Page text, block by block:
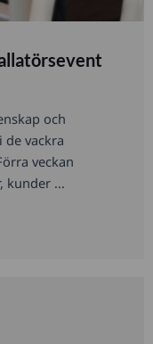
och
vackra
veckan
kunder ...